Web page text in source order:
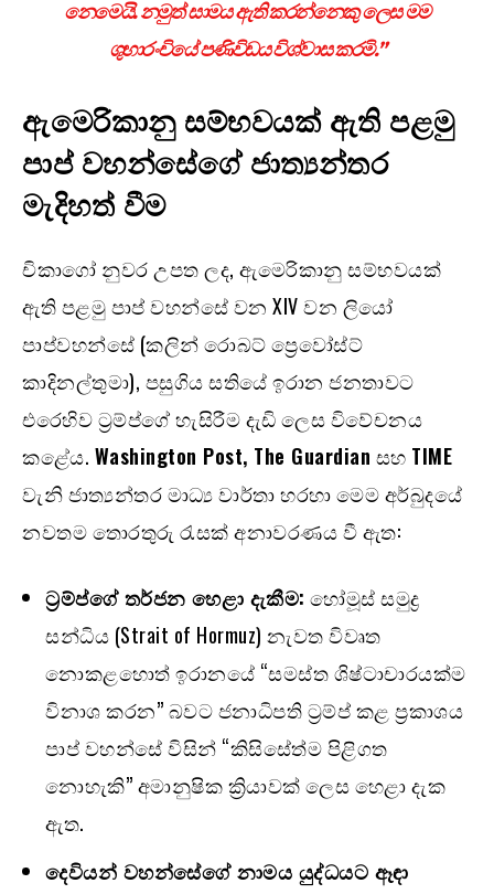
නෙමෙයි. නමුත් සාමය ඇති කරන්නෙකු ලෙස මම
ශුභාරංචියේ පණිවිඩය විශ්වාස කරමි.”
ඇමෙරිකානු සම්භවයක් ඇති පළමු
පාප් වහන්සේගේ ජාත්‍යන්තර
මැදිහත් වීම
චිකාගෝ නුවර උපත ලද, ඇමෙරිකානු සම්භවයක්
ඇති පළමු පාප් වහන්සේ වන XIV වන ලියෝ
පාප්වහන්සේ (කලින් රොබට් ප්‍රෙවෝස්ට්
කාදිනල්තුමා), පසුගිය සතියේ ඉරාන ජනතාවට
එරෙහිව ට්‍රම්ප්ගේ හැසිරීම දැඩි ලෙස විවේචනය
කළේය. Washington Post, The Guardian සහ TIME
වැනි ජාත්‍යන්තර මාධ්‍ය වාර්තා හරහා මෙම අර්බුදයේ
නවතම තොරතුරු රැසක් අනාවරණය වී ඇත:
ට්‍රම්ප්ගේ තර්ජන හෙළා දැකීම: හෝමූස් සමුද්‍ර
සන්ධිය (Strait of Hormuz) නැවත විවෘත
නොකළහොත් ඉරානයේ “සමස්ත ශිෂ්ටාචාරයක්ම
විනාශ කරන” බවට ජනාධිපති ට්‍රම්ප් කළ ප්‍රකාශය
පාප් වහන්සේ විසින් “කිසිසේත්ම පිළිගත
නොහැකි” අමානුෂික ක්‍රියාවක් ලෙස හෙළා දැක
ඇත.
දෙවියන් වහන්සේගේ නාමය යුද්ධයට ඈඳා